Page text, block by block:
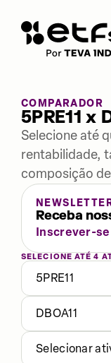
COMPARADOR
5PRE11 x
Selecione até
rentabilidade,
composição
Receba
Inscrever-se
SELECIONE ATÉ 4
5PRE11
DBOA11
Selecionar